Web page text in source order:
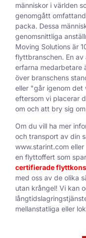
människor i världen
genomgått
packa. Dessa
genomsnittliga
Moving Solutions är
flyttbranschen. En av
erfarna medarbetare
över branschens
eller "går igenom det
eftersom vi placerar
om och att bry sig
Om du vill ha mer
och transport av din
www.starint.com
en flyttoffert som
certifierade
med oss av de olika
utan krångel! Vi kan
mellanstatliga eller